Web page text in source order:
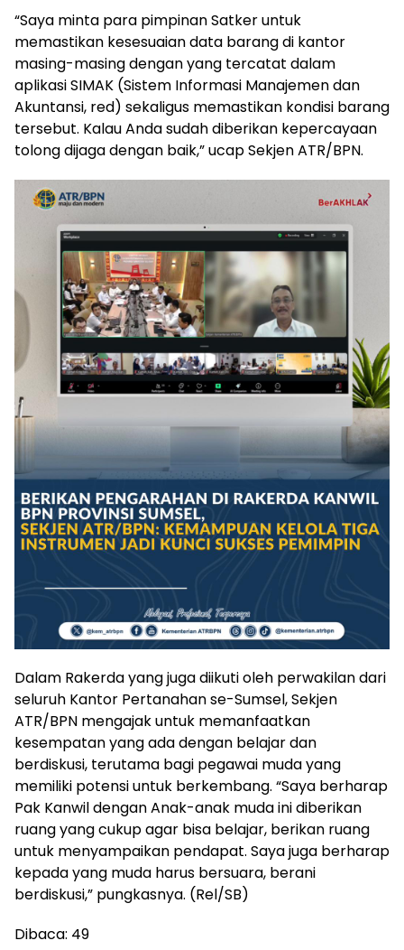
“Saya minta para pimpinan Satker untuk
memastikan kesesuaian data barang di kantor
masing-masing dengan yang tercatat dalam
aplikasi SIMAK (Sistem Informasi Manajemen dan
Akuntansi, red) sekaligus memastikan kondisi barang
tersebut. Kalau Anda sudah diberikan kepercayaan
tolong dijaga dengan baik,” ucap Sekjen ATR/BPN.
Dalam Rakerda yang juga diikuti oleh perwakilan dari
seluruh Kantor Pertanahan se-Sumsel, Sekjen
ATR/BPN mengajak untuk memanfaatkan
kesempatan yang ada dengan belajar dan
berdiskusi, terutama bagi pegawai muda yang
memiliki potensi untuk berkembang. “Saya berharap
Pak Kanwil dengan Anak-anak muda ini diberikan
ruang yang cukup agar bisa belajar, berikan ruang
untuk menyampaikan pendapat. Saya juga berharap
kepada yang muda harus bersuara, berani
berdiskusi,” pungkasnya. (Rel/SB)
Dibaca: 49